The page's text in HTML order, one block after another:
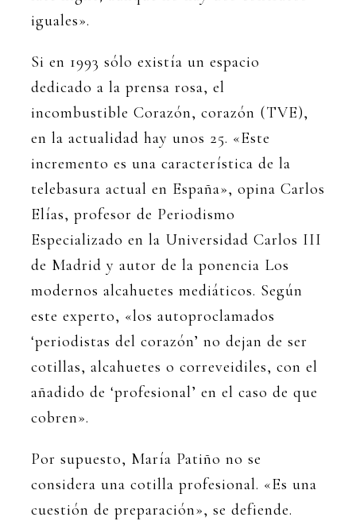
iguales».
Si en 1993 sólo existía un espacio
dedicado a la prensa rosa, el
incombustible Corazón, corazón (TVE),
en la actualidad hay unos 25. «Este
incremento es una característica de la
telebasura actual en España», opina Carlos
Elías, profesor de Periodismo
Especializado en la Universidad Carlos III
de Madrid y autor de la ponencia Los
modernos alcahuetes mediáticos. Según
este experto, «los autoproclamados
‘periodistas del corazón’ no dejan de ser
cotillas, alcahuetes o correveidiles, con el
añadido de ‘profesional’ en el caso de que
cobren».
Por supuesto, María Patiño no se
considera una cotilla profesional. «Es una
cuestión de preparación», se defiende.